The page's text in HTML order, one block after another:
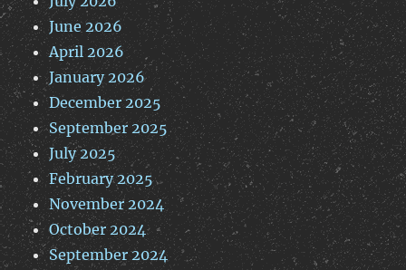
June 2026
April 2026
January 2026
December 2025
September 2025
July 2025
February 2025
November 2024
October 2024
September 2024